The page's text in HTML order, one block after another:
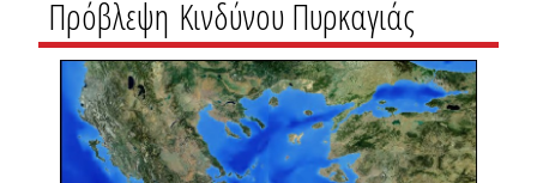
Πρόβλεψη Κινδύνου Πυρκαγιάς